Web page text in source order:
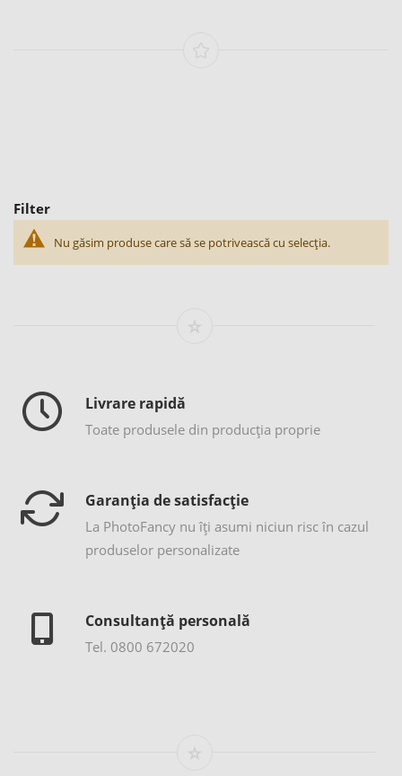
Filter
Nu găsim produse care să se potrivească cu selecția.
Livrare rapidă
Toate produsele din producția proprie
Garanția de satisfacție
La PhotoFancy nu îţi asumi niciun risc în cazul
produselor personalizate
Consultanță personală
Tel. 0800 672020